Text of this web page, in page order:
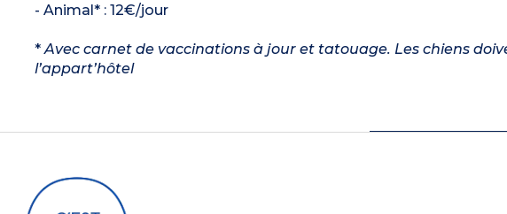
- Animal* : 12€/jour
*Avec carnet de vaccinations à jour et tatouage. Les chiens
l’appart’hôtel